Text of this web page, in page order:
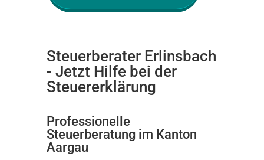
Steuerberater Erlinsbach
- Jetzt Hilfe bei der
Steuererklärung
Professionelle
Steuerberatung im Kanton
Aargau